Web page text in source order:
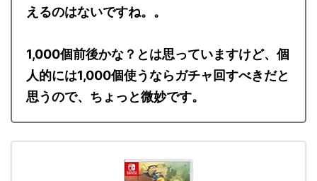
多少勢いはあるかもですが、さすがに1,500超
1,000個前後かな？とは思っていますけど、個
人的には1,000個使うならガチャ回すべきだと